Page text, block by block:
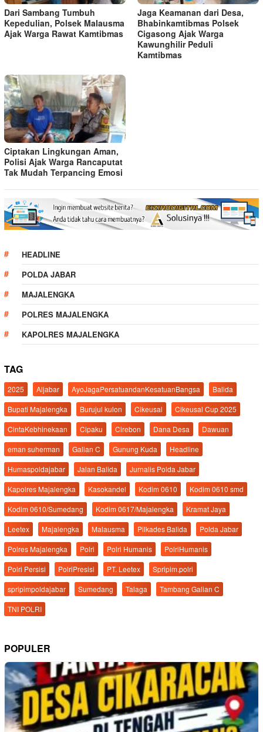
Dari Sambang Tumbuh
Kepedulian, Polsek Malausma
Ajak Warga Rawat Kamtibmas
Jaga Keamanan dari Desa,
Bhabinkamtibmas Polsek
Cigasong Ajak Warga
Kawunghilir Peduli
Kamtibmas
Ciptakan Lingkungan Aman,
Polisi Ajak Warga Rancaputat
Tak Mudah Terpancing Emosi
HEADLINE
POLDA JABAR
MAJALENGKA
POLRES MAJALENGKA
KAPOLRES MAJALENGKA
TAG
2025 Aljabar AyoJagaPersatuandanKesatuanBangsa
Balida
Bupati Majalengka
Burujul kulon Cikeusal
Cikeusal Cup 2025
CintaKebhinekaan
Cipaku Cirebon Dana Desa
Dawuan
eman suherman
Galian C Gunung Kuda
Headline
Humaspoldajabar
Jalan Balida
Jurnalis Polda Jabar
Kapolres Majalengka
Kasokandel Kodim 0610
Kodim 0610 smd
Kodim 0610/Sumedang
Kodim 0617/Majalengka
Kramat Jaya
Leetex
Majalengka Malausma Pilkades Balida
Polda Jabar
Polres Majalengka
Polri Polri Humanis
PolriHumanis
Polri Persisi
PolriPresisi PT. Leetex
Spripim.polri
spripimpoldajabar
Sumedang Talaga
Tambang Galian C
TNI POLRI
POPULER